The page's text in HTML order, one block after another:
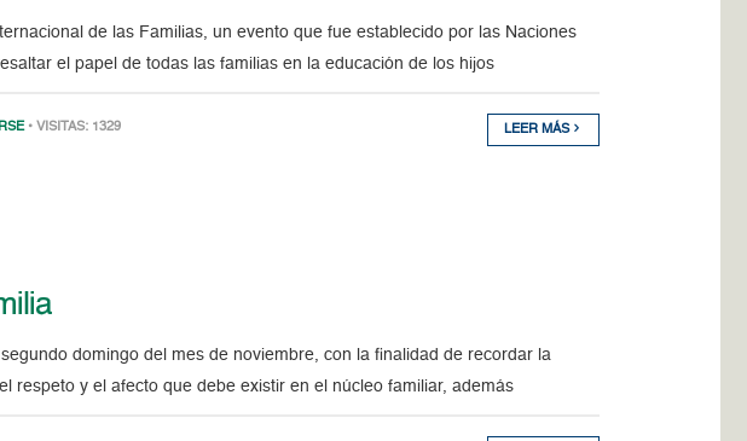
de las Familias, un evento que fue establecido por las Naciones
el papel de todas las familias en la educación de los hijos
RSE • VISITAS: 1329 LEER MÁS
domingo del mes de noviembre, con la finalidad de recordar la
respeto y el afecto que debe existir en el núcleo familiar, además